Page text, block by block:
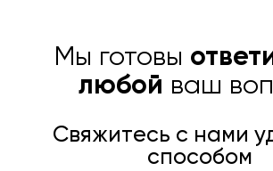
Мы готовы
любой ваш
Свяжитесь с нами
способом